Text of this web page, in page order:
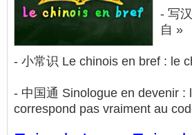
- 写
自 »
- 小常识 Le chinois en bref : le
- 中国通 Sinologue en devenir
correspond pas vraiment au